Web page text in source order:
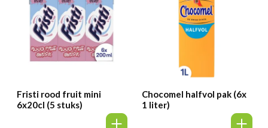
Fristi rood fruit mini
6x20cl (5 stuks)
Chocomel halfvol pak (6x
1 liter)